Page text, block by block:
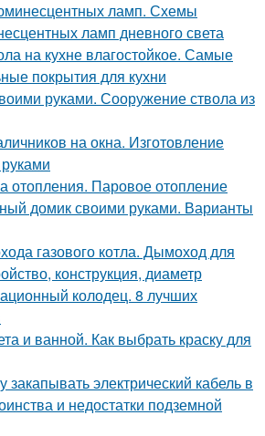
ламп. Схемы
ламп дневного света
на кухне влагостойкое. Самые
покрытия для кухни
руками. Сооружение ствола из
на окна. Изготовление
отопления. Паровое отопление
домик своими руками. Варианты
газового котла. Дымоход для
конструкция, диаметр
колодец. 8 лучших
и ванной. Как выбрать краску для
закапывать электрический кабель в
и недостатки подземной